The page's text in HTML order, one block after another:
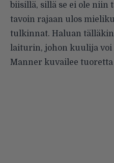
biisillä, sillä se ei ole niin
tavoin rajaan ulos
tulkinnat. Haluan
laiturin, johon kuulija voi
Manner kuvailee